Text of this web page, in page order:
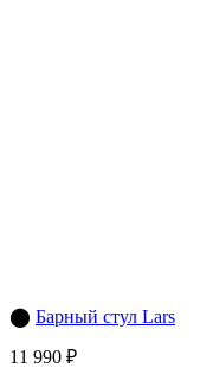
⬤ Барный стул Lars
11 990 ₽